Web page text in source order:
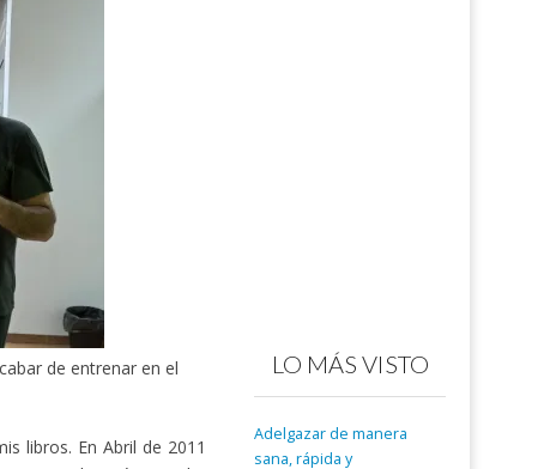
de entrenar en el
libros. En Abril de 2011
LO MÁS VISTO
Adelgazar de manera
sana, rápida y